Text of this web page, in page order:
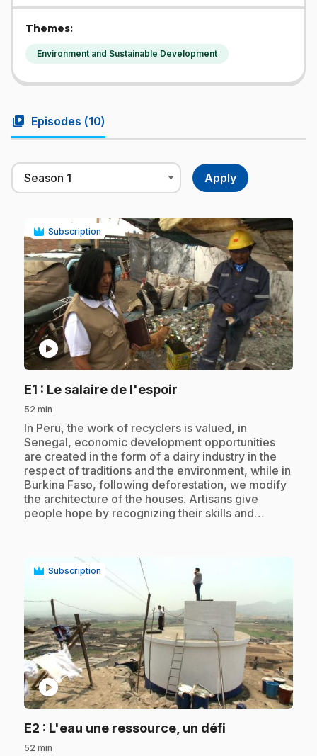
Themes:
Environment and Sustainable Development
video_library Episodes (10)
Subscription
play_circle
E1 : Le salaire de l'espoir
52 min
.In Peru, the work of recyclers is valued, in
Senegal, economic development opportunities
are created in the form of a dairy industry in the
respect of traditions and the environment, while in
Burkina Faso, following deforestation, we modify
the architecture of the houses. Artisans give
people hope by recognizing their skills and…
Subscription
play_circle
E2 : L'eau une ressource, un défi
52 min